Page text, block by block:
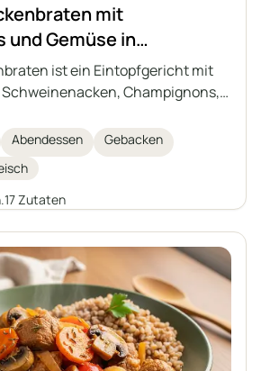
mit
und Gemüse in
ist ein Eintopfgericht mit
Champignons,
in einer aromatischen, leicht
Ideal für ein
eine Feier, serviert mit
Klößen, Grütze oder
Abendessen
Gebacken
17 Zutaten